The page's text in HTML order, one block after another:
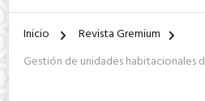
Inicio
Revista Gremium
Gestión de unidades habitacionales